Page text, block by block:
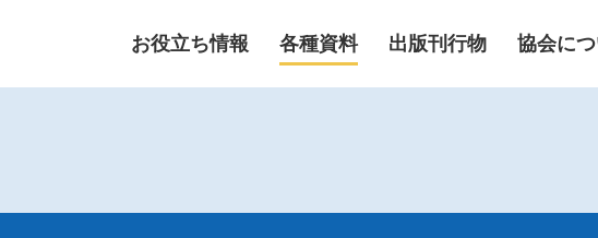
お役立ち情報 各種資料 出版刊行物 協会に